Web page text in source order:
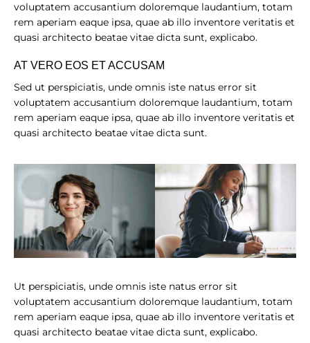
voluptatem accusantium doloremque laudantium, totam
rem aperiam eaque ipsa, quae ab illo inventore veritatis et
quasi architecto beatae vitae dicta sunt, explicabo.
AT VERO EOS ET ACCUSAM
Sed ut perspiciatis, unde omnis iste natus error sit
voluptatem accusantium doloremque laudantium, totam
rem aperiam eaque ipsa, quae ab illo inventore veritatis et
quasi architecto beatae vitae dicta sunt.
Ut perspiciatis, unde omnis iste natus error sit
voluptatem accusantium doloremque laudantium, totam
rem aperiam eaque ipsa, quae ab illo inventore veritatis et
quasi architecto beatae vitae dicta sunt, explicabo.